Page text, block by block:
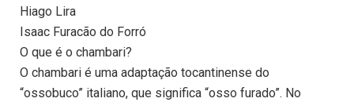
Hiago Lira
Isaac Furacão do Forró
O que é o chambari?
O chambari é uma adaptação tocantinense do
“ossobuco” italiano, que significa “osso furado”. No